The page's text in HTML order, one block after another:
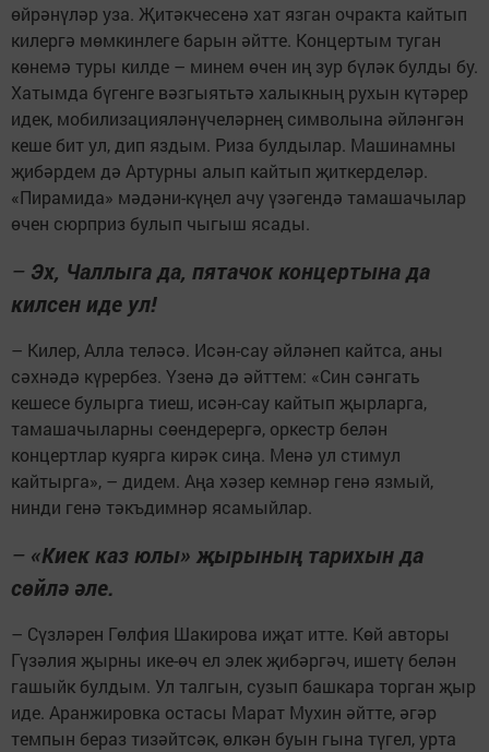
өйрәнүләр уза. Җитәкчесенә хат язган очракта кайтып
килергә мөмкинлеге барын әйтте. Концертым туган
көнемә туры килде – минем өчен иң зур бүләк булды бу.
Хатымда бүгенге вәзгыятьтә халыкның рухын күтәрер
идек, мобилизацияләнүчеләрнең символына әйләнгән
кеше бит ул, дип яздым. Риза булдылар. Машинамны
җибәрдем дә Артурны алып кайтып җиткерделәр.
«Пирамида» мәдәни-күңел ачу үзәгендә тамашачылар
өчен сюрприз булып чыгыш ясады.
– Эх, Чаллыга да, пятачок концертына да
килсен иде ул!
– Килер, Алла теләсә. Исән-сау әйләнеп кайтса, аны
сәхнәдә күрербез. Үзенә дә әйттем: «Син сәнгать
кешесе булырга тиеш, исән-сау кайтып җырларга,
тамашачыларны сөендерергә, оркестр белән
концертлар куярга кирәк сиңа. Менә ул стимул
кайтырга», – дидем. Аңа хәзер кемнәр генә язмый,
нинди генә тәкъдимнәр ясамыйлар.
– «Киек каз юлы» җырының тарихын да
сөйлә әле.
– Сүзләрен Гөлфия Шакирова иҗат итте. Көй авторы
Гүзәлия җырны ике-өч ел элек җибәргәч, ишетү белән
гашыйк булдым. Ул талгын, сузып башкара торган җыр
иде. Аранжировка остасы Марат Мухин әйтте, әгәр
темпын бераз тизәйтсәк, өлкән буын гына түгел, урта